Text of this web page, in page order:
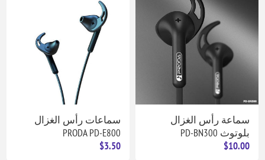
سماعة رأس الغزال
بلوتوث PD-BN300
$10.00
سماعات رأس الغزال
PRODA PD-E800
$3.50